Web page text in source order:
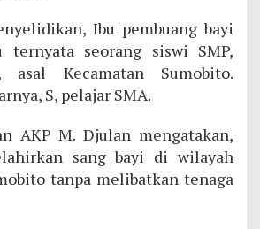
Ibu pembuang bayi
ternyata seorang siswi SMP,
asal Kecamatan Sumobito.
S, pelajar SMA.
AKP M. Djulan mengatakan,
sang bayi di wilayah
tanpa melibatkan tenaga